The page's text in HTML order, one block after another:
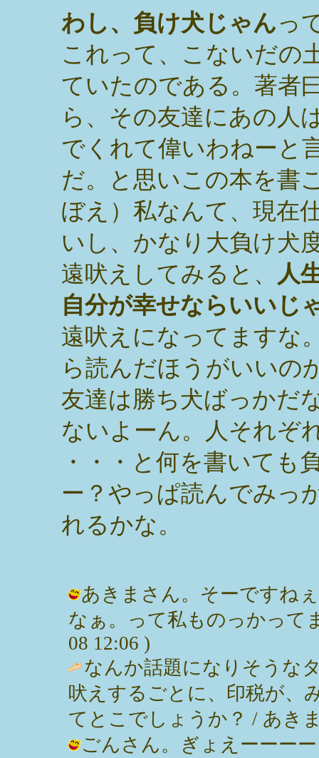
わし、負け犬じゃんっ
これって、こないだの
ていたのである。著者
ら、その友達にあの人
でくれて偉いわねーと
だ。と思いこの本を書
ぼえ）私なんて、現在
いし、かなり大負け犬
遠吠えしてみると、
人
自分が幸せならいいじ
遠吠えになってますな
ら読んだほうがいいの
友達は勝ち犬ばっかだ
ないよーん。人それぞ
・・・と何を書いても
ー？やっぱ読んでみっ
れるかな。
あきまさん。そーですね
なぁ。って私ものっかって
08 12:06 )
なんか話題になりそうな
吠えするごとに、印税が、
てとこでしょうか？ / あき
ごんさん。ぎょえーーー